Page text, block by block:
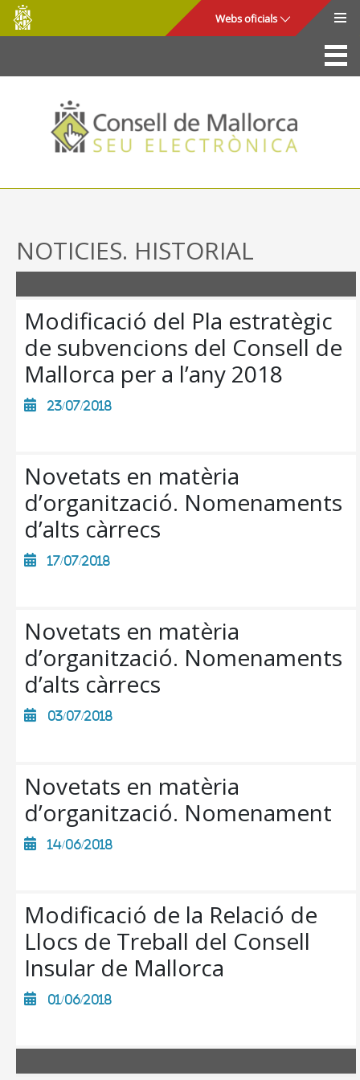
Salta al contingut principal
CONSELL DE MALLORCA
SEU ELECTRÒNICA
Consell
de
Mallorca
Webs oficials
La Seu
Consell de Mallorca
Accés i seguretat
Utilitats
Mapa web
NOTICIES. HISTORIAL
Modificació del Pla estratègic
de subvencions del Consell de
Mallorca per a l’any 2018
23/07/2018
Novetats en matèria
d’organització. Nomenaments
d’alts càrrecs
17/07/2018
Novetats en matèria
d’organització. Nomenaments
d’alts càrrecs
03/07/2018
Novetats en matèria
d’organització. Nomenament
14/06/2018
Modificació de la Relació de
Llocs de Treball del Consell
Insular de Mallorca
01/06/2018